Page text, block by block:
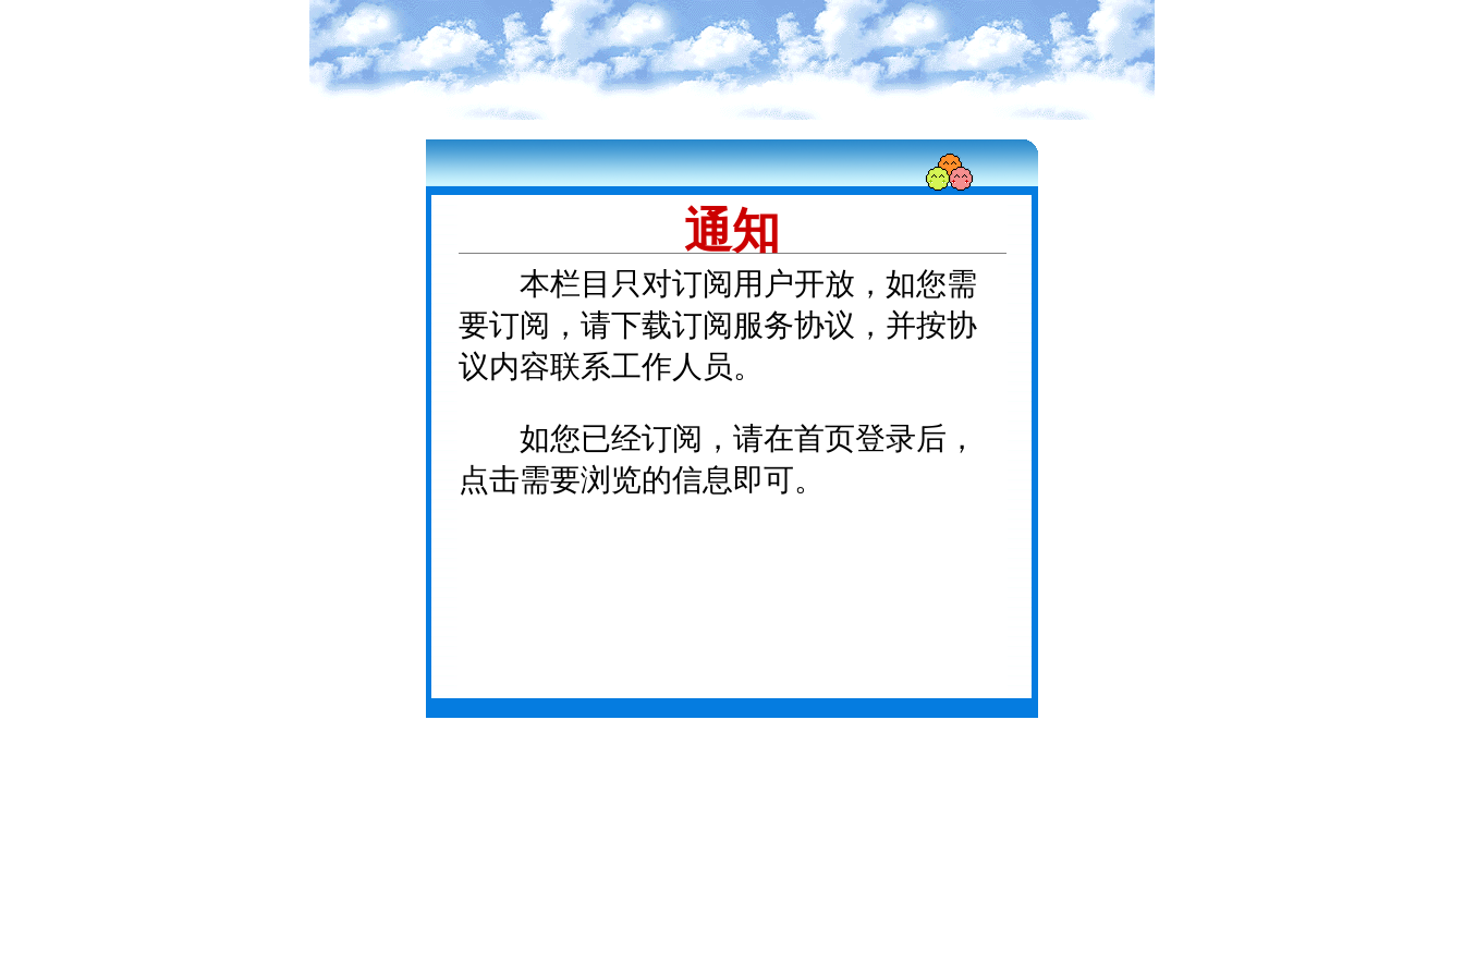
通知
本栏目只对订阅用户开放，如您需
要订阅，请下载订阅服务协议，并按协
议内容联系工作人员。
如您已经订阅，请在首页登录后，
点击需要浏览的信息即可。